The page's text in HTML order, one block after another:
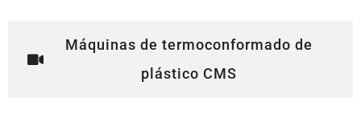
Máquinas de termoconformado de
plástico CMS